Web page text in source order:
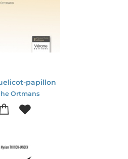
papillon
Ortmans